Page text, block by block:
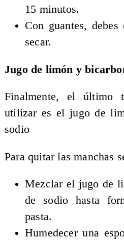
15 minutos.
Con guantes,
secar.
Jugo de limón y
Finalmente, el último
utilizar es el jugo de
sodio
Para quitar las manchas
Mezclar el jugo de
de sodio hasta
pasta.
Humedecer una